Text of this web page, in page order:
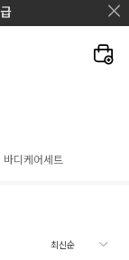
바디케어세트